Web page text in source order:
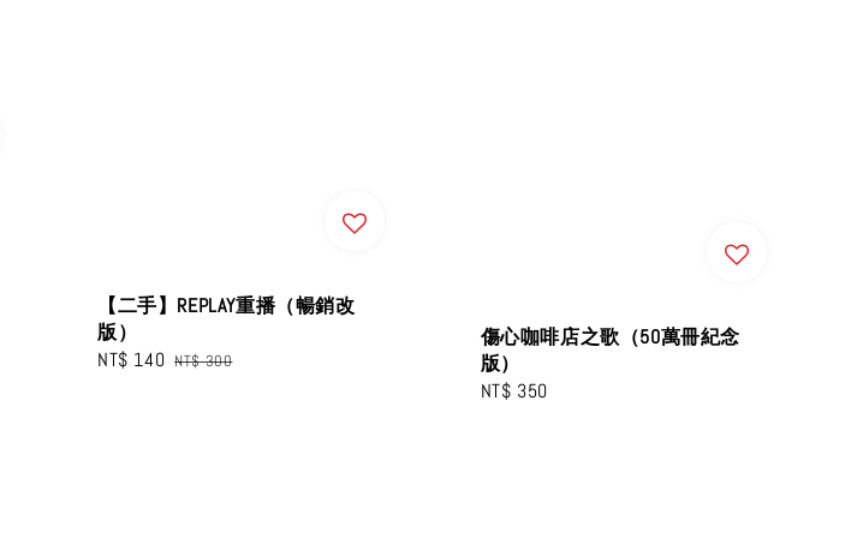
【二手】REPLAY重播（暢銷改
版）
Sale
NT$ 140 Regular
NT$ 300
傷心咖啡店之歌（50萬冊紀念
版）
Regular
NT$ 350